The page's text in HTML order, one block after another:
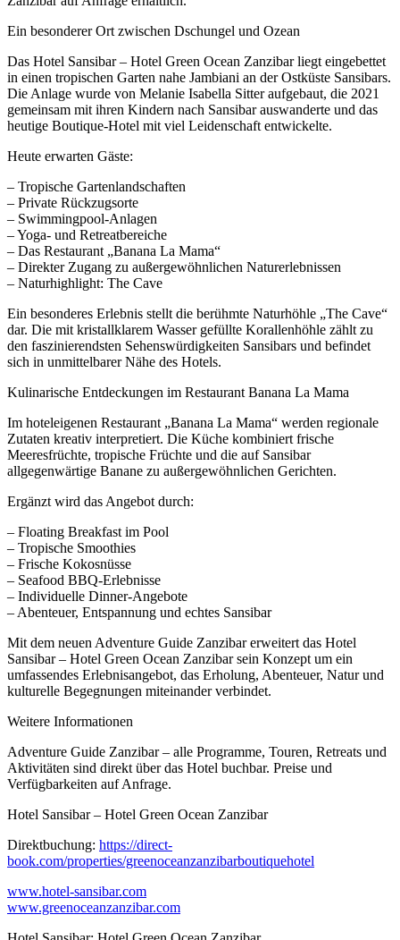
Ein besonderer Ort zwischen Dschungel und Ozean
Das Hotel Sansibar – Hotel Green Ocean Zanzibar liegt eingebettet
in einen tropischen Garten nahe Jambiani an der Ostküste Sansibars.
Die Anlage wurde von Melanie Isabella Sitter aufgebaut, die 2021
gemeinsam mit ihren Kindern nach Sansibar auswanderte und das
heutige Boutique-Hotel mit viel Leidenschaft entwickelte.
Heute erwarten Gäste:
– Tropische Gartenlandschaften
– Private Rückzugsorte
– Swimmingpool-Anlagen
– Yoga- und Retreatbereiche
– Das Restaurant „Banana La Mama“
– Direkter Zugang zu außergewöhnlichen Naturerlebnissen
– Naturhighlight: The Cave
Ein besonderes Erlebnis stellt die berühmte Naturhöhle „The Cave“
dar. Die mit kristallklarem Wasser gefüllte Korallenhöhle zählt zu
den faszinierendsten Sehenswürdigkeiten Sansibars und befindet
sich in unmittelbarer Nähe des Hotels.
Kulinarische Entdeckungen im Restaurant Banana La Mama
Im hoteleigenen Restaurant „Banana La Mama“ werden regionale
Zutaten kreativ interpretiert. Die Küche kombiniert frische
Meeresfrüchte, tropische Früchte und die auf Sansibar
allgegenwärtige Banane zu außergewöhnlichen Gerichten.
Ergänzt wird das Angebot durch:
– Floating Breakfast im Pool
– Tropische Smoothies
– Frische Kokosnüsse
– Seafood BBQ-Erlebnisse
– Individuelle Dinner-Angebote
– Abenteuer, Entspannung und echtes Sansibar
Mit dem neuen Adventure Guide Zanzibar erweitert das Hotel
Sansibar – Hotel Green Ocean Zanzibar sein Konzept um ein
umfassendes Erlebnisangebot, das Erholung, Abenteuer, Natur und
kulturelle Begegnungen miteinander verbindet.
Weitere Informationen
Adventure Guide Zanzibar – alle Programme, Touren, Retreats und
Aktivitäten sind direkt über das Hotel buchbar. Preise und
Verfügbarkeiten auf Anfrage.
Hotel Sansibar – Hotel Green Ocean Zanzibar
Direktbuchung: https://direct-
book.com/properties/greenoceanzanzibarboutiquehotel
www.hotel-sansibar.com
www.greenoceanzanzibar.com